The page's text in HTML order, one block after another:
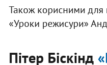
Також корисними для
«Уроки режисури»
Пітер Біскінд